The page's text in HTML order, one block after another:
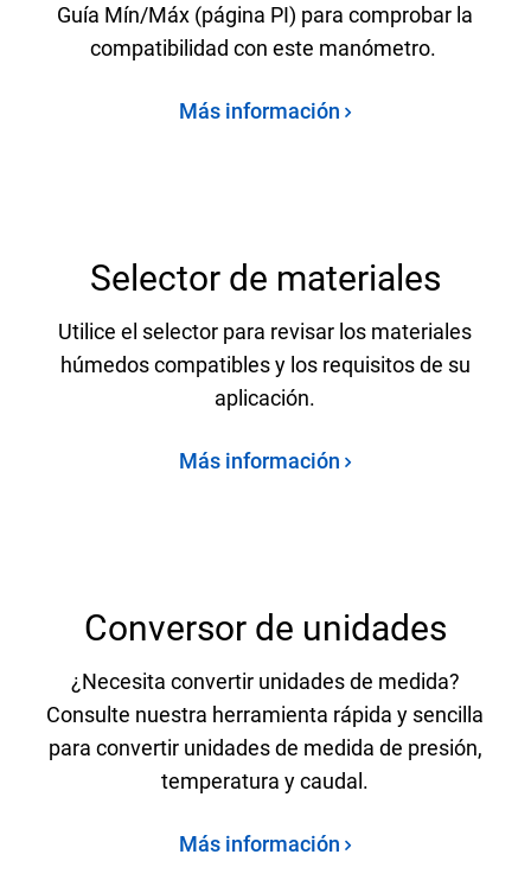
Guía Mín/Máx (página PI) para comprobar la
compatibilidad con este manómetro.
Más información
Selector de materiales
Utilice el selector para revisar los materiales
húmedos compatibles y los requisitos de su
aplicación.
Más información
Conversor de unidades
¿Necesita convertir unidades de medida?
Consulte nuestra herramienta rápida y sencilla
para convertir unidades de medida de presión,
temperatura y caudal.
Más información